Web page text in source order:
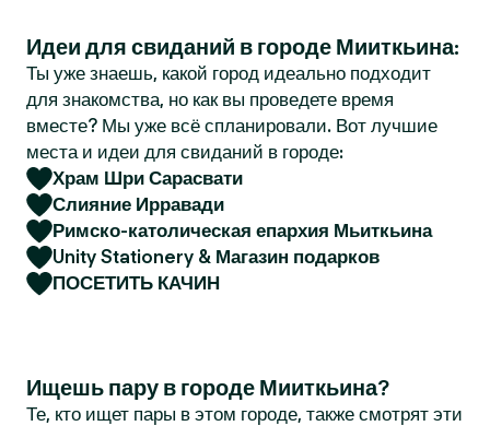
r
Идеи для свиданий в городе Мииткьина:
Ты уже знаешь, какой город идеально подходит
для знакомства, но как вы проведете время
вместе? Мы уже всё спланировали. Вот лучшие
места и идеи для свиданий в городе:
Храм Шри Сарасвати
Слияние Ирравади
Римско-католическая епархия Мьиткьина
Unity Stationery & Магазин подарков
ПОСЕТИТЬ КАЧИН
Ищешь пару в городе Мииткьина?
Те, кто ищет пары в этом городе, также смотрят эти